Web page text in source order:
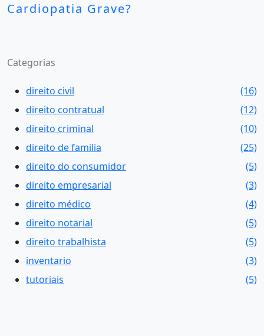
Cardiopatia Grave?
Categorias
direito civil
(16)
direito contratual
(12)
direito criminal
(10)
direito de familia
(25)
direito do consumidor
(5)
direito empresarial
(3)
direito médico
(4)
direito notarial
(5)
direito trabalhista
(5)
inventario
(3)
tutoriais
(5)